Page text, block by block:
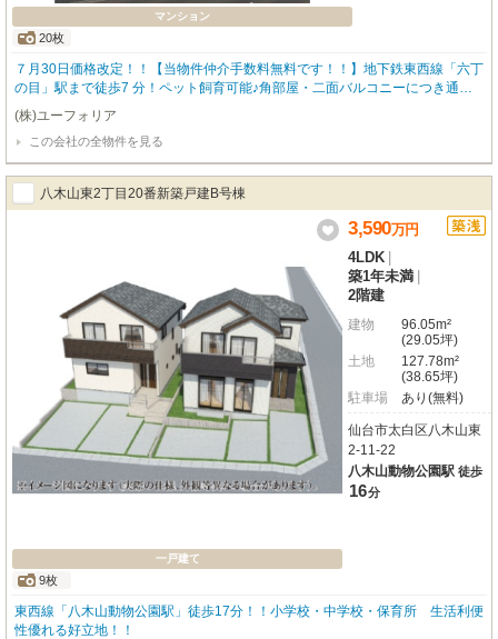
マンション
20枚
７月30日価格改定！！【当物件仲介手数料無料です！！】地下鉄東西線「六丁
の目」駅まで徒歩7 分！ペット飼育可能♪角部屋・二面バルコニーにつき通風
良好な広々4LDK♪
(株)ユーフォリア
この会社の全物件を見る
八木山東2丁目20番新築戸建B号棟
一戸建て
9枚
3,590万円
4LDK
築1年未満
2階建
建物
96.05m²
(29.05坪)
土地
127.78m²
(38.65坪)
駐車場
あり(無料)
仙台市太白区八木山東
2-11-22
八木山動物公園駅 徒歩
16分
東西線「八木山動物公園駅」徒歩17分！！小学校・中学校・保育所 生活利便
性優れる好立地！！